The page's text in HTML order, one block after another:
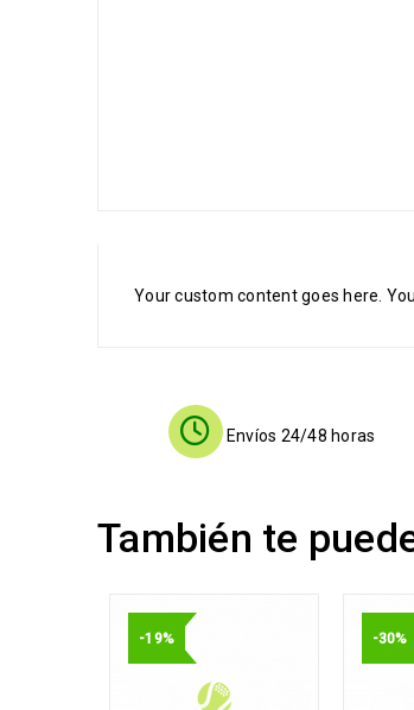
Your custom content goes here.
Envíos 24/48 horas
También te
-19% -30%